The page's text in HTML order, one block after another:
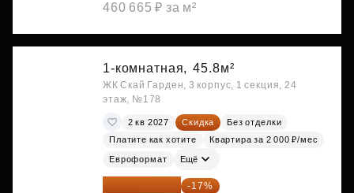
460 665 ₽ за м²
1-комнатная, 45.8м²
ЖК Скай Гарден, 3 корпус, 1 секция, 24
этаж, №178
2 кв 2027 Скидка
Без отделки
Платите как хотите
Квартира за 2 000 ₽/мес
Евроформат Ещё
19 292 105 ₽ -17%